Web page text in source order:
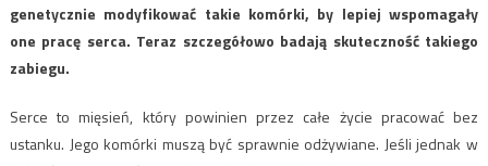
genetycznie modyfikować takie komórki, by lepiej wspomagały
one pracę serca. Teraz szczegółowo badają skuteczność takiego
zabiegu.
Serce to mięsień, który powinien przez całe życie pracować bez
ustanku. Jego komórki muszą być sprawnie odżywiane. Jeśli jednak w